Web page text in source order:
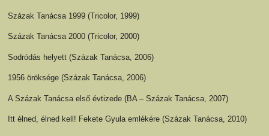
Százak Tanácsa 1999 (Tricolor, 1999)
Százak Tanácsa 2000 (Tricolor, 2000)
Sodródás helyett (Százak Tanácsa, 2006)
1956 öröksége (Százak Tanácsa, 2006)
A Százak Tanácsa első évtizede (BA – Százak Tanácsa, 2007)
Itt élned, élned kell! Fekete Gyula emlékére (Százak Tanácsa, 2010)